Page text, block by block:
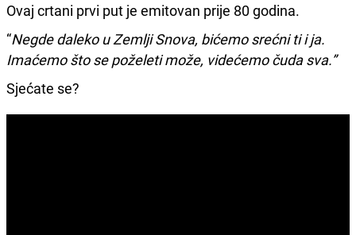
Ovaj crtani prvi put je emitovan prije 80 godina.
“Negde daleko u Zemlji Snova, bićemo srećni ti i ja.
Imaćemo što se poželeti može, videćemo čuda sva.”
Sjećate se?